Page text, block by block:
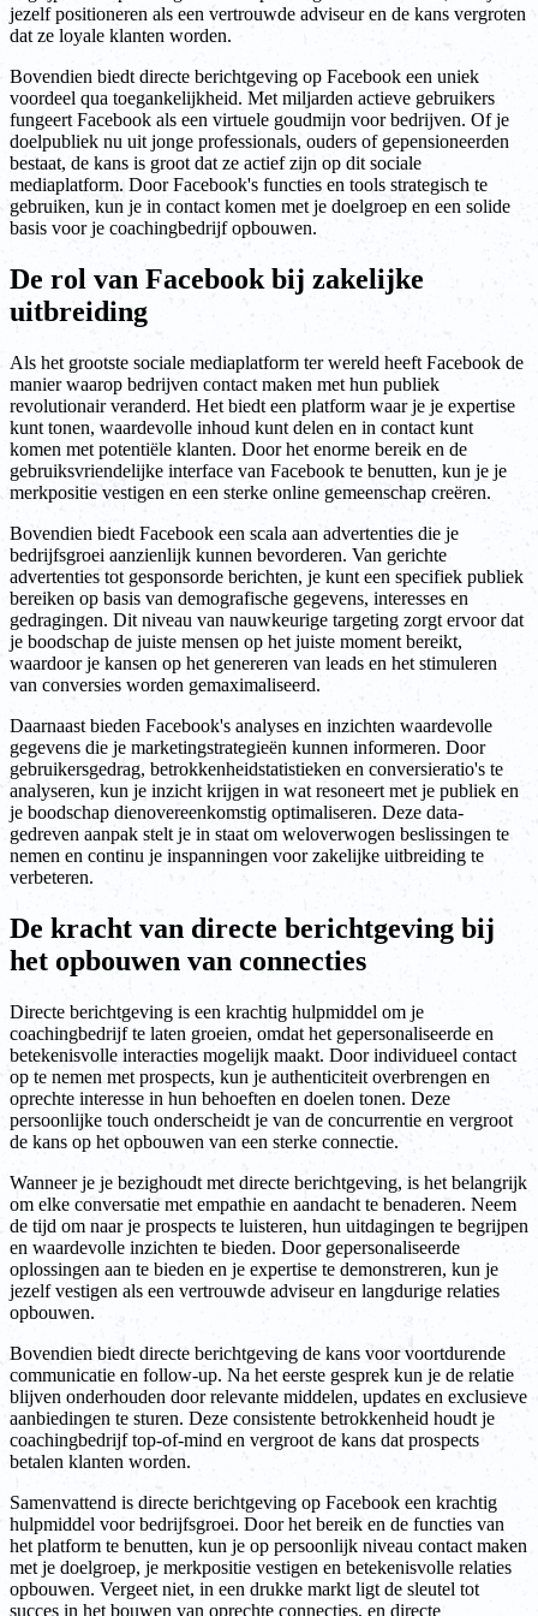
jezelf positioneren als een vertrouwde adviseur en de kans vergroten
dat ze loyale klanten worden.
Bovendien biedt directe berichtgeving op Facebook een uniek
voordeel qua toegankelijkheid. Met miljarden actieve gebruikers
fungeert Facebook als een virtuele goudmijn voor bedrijven. Of je
doelpubliek nu uit jonge professionals, ouders of gepensioneerden
bestaat, de kans is groot dat ze actief zijn op dit sociale
mediaplatform. Door Facebook's functies en tools strategisch te
gebruiken, kun je in contact komen met je doelgroep en een solide
basis voor je coachingbedrijf opbouwen.
De rol van Facebook bij zakelijke
uitbreiding
Als het grootste sociale mediaplatform ter wereld heeft Facebook de
manier waarop bedrijven contact maken met hun publiek
revolutionair veranderd. Het biedt een platform waar je je expertise
kunt tonen, waardevolle inhoud kunt delen en in contact kunt
komen met potentiële klanten. Door het enorme bereik en de
gebruiksvriendelijke interface van Facebook te benutten, kun je je
merkpositie vestigen en een sterke online gemeenschap creëren.
Bovendien biedt Facebook een scala aan advertenties die je
bedrijfsgroei aanzienlijk kunnen bevorderen. Van gerichte
advertenties tot gesponsorde berichten, je kunt een specifiek publiek
bereiken op basis van demografische gegevens, interesses en
gedragingen. Dit niveau van nauwkeurige targeting zorgt ervoor dat
je boodschap de juiste mensen op het juiste moment bereikt,
waardoor je kansen op het genereren van leads en het stimuleren
van conversies worden gemaximaliseerd.
Daarnaast bieden Facebook's analyses en inzichten waardevolle
gegevens die je marketingstrategieën kunnen informeren. Door
gebruikersgedrag, betrokkenheidstatistieken en conversieratio's te
analyseren, kun je inzicht krijgen in wat resoneert met je publiek en
je boodschap dienovereenkomstig optimaliseren. Deze data-
gedreven aanpak stelt je in staat om weloverwogen beslissingen te
nemen en continu je inspanningen voor zakelijke uitbreiding te
verbeteren.
De kracht van directe berichtgeving bij
het opbouwen van connecties
Directe berichtgeving is een krachtig hulpmiddel om je
coachingbedrijf te laten groeien, omdat het gepersonaliseerde en
betekenisvolle interacties mogelijk maakt. Door individueel contact
op te nemen met prospects, kun je authenticiteit overbrengen en
oprechte interesse in hun behoeften en doelen tonen. Deze
persoonlijke touch onderscheidt je van de concurrentie en vergroot
de kans op het opbouwen van een sterke connectie.
Wanneer je je bezighoudt met directe berichtgeving, is het belangrijk
om elke conversatie met empathie en aandacht te benaderen. Neem
de tijd om naar je prospects te luisteren, hun uitdagingen te begrijpen
en waardevolle inzichten te bieden. Door gepersonaliseerde
oplossingen aan te bieden en je expertise te demonstreren, kun je
jezelf vestigen als een vertrouwde adviseur en langdurige relaties
opbouwen.
Bovendien biedt directe berichtgeving de kans voor voortdurende
communicatie en follow-up. Na het eerste gesprek kun je de relatie
blijven onderhouden door relevante middelen, updates en exclusieve
aanbiedingen te sturen. Deze consistente betrokkenheid houdt je
coachingbedrijf top-of-mind en vergroot de kans dat prospects
betalen klanten worden.
Samenvattend is directe berichtgeving op Facebook een krachtig
hulpmiddel voor bedrijfsgroei. Door het bereik en de functies van
het platform te benutten, kun je op persoonlijk niveau contact maken
met je doelgroep, je merkpositie vestigen en betekenisvolle relaties
opbouwen. Vergeet niet, in een drukke markt ligt de sleutel tot
succes in het bouwen van oprechte connecties, en directe